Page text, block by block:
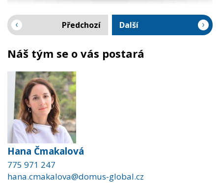
Předchozí Další
Náš tým se o vás postará
Hana Čmakalová
775 971 247
hana.cmakalova@domus-global.cz